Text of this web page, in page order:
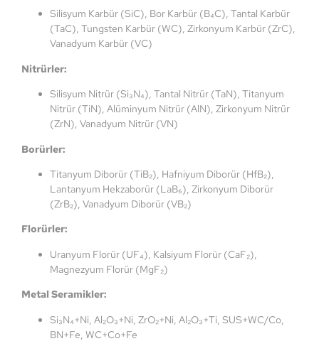
Silisyum Karbür (SiC), Bor Karbür (B₄C), Tantal Karbür
(TaC), Tungsten Karbür (WC), Zirkonyum Karbür (ZrC),
Vanadyum Karbür (VC)
Nitrürler:
Silisyum Nitrür (Si₃N₄), Tantal Nitrür (TaN), Titanyum
Nitrür (TiN), Alüminyum Nitrür (AlN), Zirkonyum Nitrür
(ZrN), Vanadyum Nitrür (VN)
Borürler:
Titanyum Diborür (TiB₂), Hafniyum Diborür (HfB₂),
Lantanyum Hekzaborür (LaB₆), Zirkonyum Diborür
(ZrB₂), Vanadyum Diborür (VB₂)
Florürler:
Uranyum Florür (UF₄), Kalsiyum Florür (CaF₂),
Magnezyum Florür (MgF₂)
Metal Seramikler:
Si₃N₄+Ni, Al₂O₃+Ni, ZrO₂+Ni, Al₂O₃+Ti, SUS+WC/Co,
BN+Fe, WC+Co+Fe